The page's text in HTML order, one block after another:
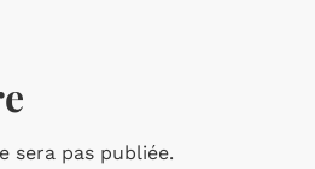
sera pas publiée.